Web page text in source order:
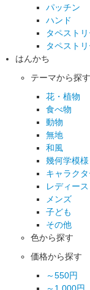
パッチン
ハンド
タペストリ
タペストリ
はんかち
テーマから探す
花・植物
食べ物
動物
無地
和風
幾何学模様
キャラク
レディース
メンズ
子ども
その他
色から探す
価格から探す
～550円
～1,000円